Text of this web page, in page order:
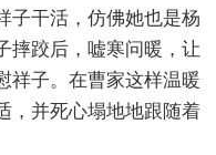
子干活，仿佛她也是杨
摔跤后，嘘寒问暖，让
祥子。在曹家这样温暖
，并死心塌地地跟随着